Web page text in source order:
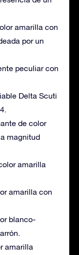
amarilla con
por un
peculiar con
Delta Scuti
de color
magnitud
amarilla
amarilla con
blanco-
amarilla